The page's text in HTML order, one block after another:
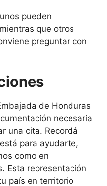
pueden
que otros
preguntar con
de Honduras
necesaria
una cita. Recordá
para ayudarte,
como en
Esta representación
país en territorio